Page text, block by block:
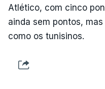
Atlético, com cinco
ainda sem pontos,
como os tunisinos.